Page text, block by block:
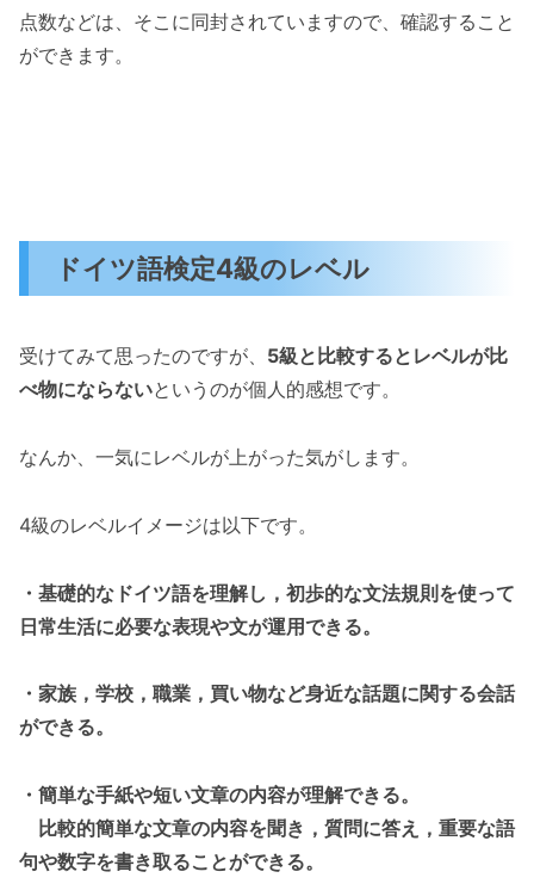
点数などは、そこに同封されていますので、確認すること
ができます。
ドイツ語検定4級のレベル
受けてみて思ったのですが、 5級と比較するとレベルが比
べ物にならないというのが個人的感想です。
なんか、一気にレベルが上がった気がします。
4級のレベルイメージは以下です。
・基礎的なドイツ語を理解し，初歩的な文法規則を使って
日常生活に必要な表現や文が運用できる。
・家族，学校，職業，買い物など身近な話題に関する会話
ができる。
・簡単な手紙や短い文章の内容が理解できる。
比較的簡単な文章の内容を聞き，質問に答え，重要な語
句や数字を書き取ることができる。